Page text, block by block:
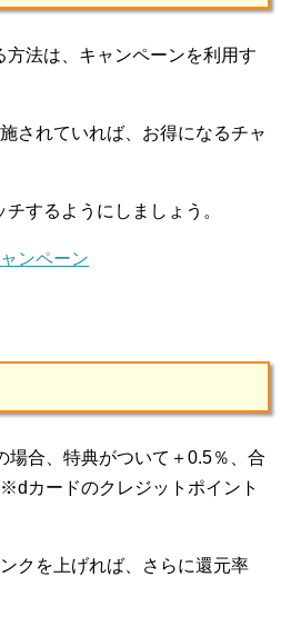
法は、キャンペーンを利用す
されていれば、お得になるチャ
するようにしましょう。
ンペーン
場合、特典がついて＋0.5％、合
カードのクレジットポイント
クを上げれば、さらに還元率